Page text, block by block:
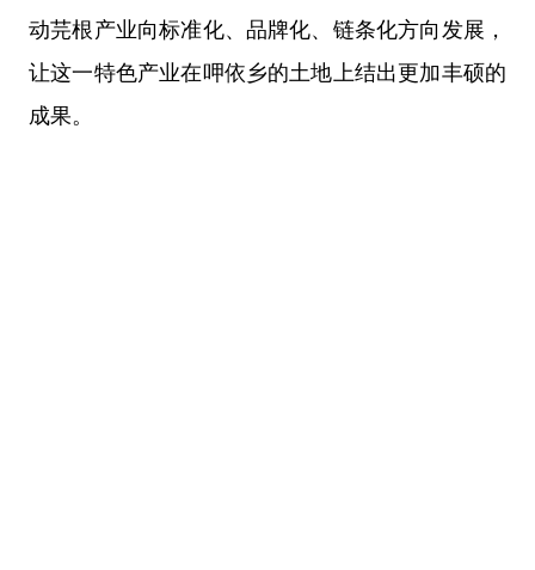
动芫根产业向标准化、品牌化、链条化方向发展，
让这一特色产业在呷依乡的土地上结出更加丰硕的
成果。